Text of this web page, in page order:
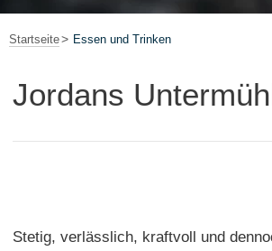
Startseite Essen und Trinken
Jordans
Stetig, verlässlich, kraftvoll und